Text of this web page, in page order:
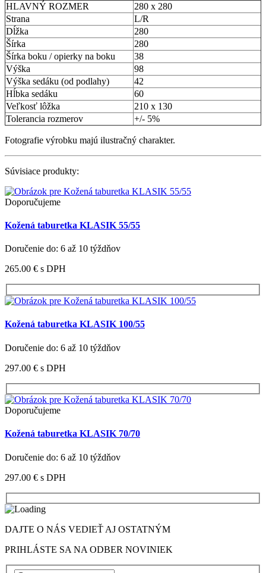
HLAVNÝ ROZMER
280 x 280
Strana
L/R
Dĺžka
280
Šírka
280
Šírka boku / opierky na boku
38
Výška
98
Výška sedáku (od podlahy)
42
Hĺbka sedáku
60
Veľkosť lôžka
210 x 130
Tolerancia rozmerov
+/- 5%
Fotografie výrobku majú ilustračný charakter.
Súvisiace produkty:
Doporučujeme
Kožená taburetka KLASIK 55/55
Doručenie do: 6 až 10 týždňov
265.00 € s DPH
Kožená taburetka KLASIK 100/55
Doručenie do: 6 až 10 týždňov
297.00 € s DPH
Doporučujeme
Kožená taburetka KLASIK 70/70
Doručenie do: 6 až 10 týždňov
297.00 € s DPH
DAJTE O NÁS VEDIEŤ AJ OSTATNÝM
PRIHLÁSTE SA NA ODBER NOVINIEK